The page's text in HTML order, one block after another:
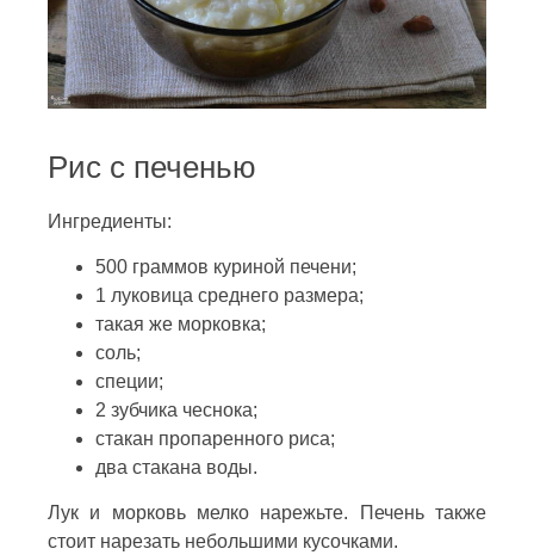
Рис с печенью
Ингредиенты:
500 граммов куриной печени;
1 луковица среднего размера;
такая же морковка;
соль;
специи;
2 зубчика чеснока;
стакан пропаренного риса;
два стакана воды.
Лук и морковь мелко нарежьте. Печень также
стоит нарезать небольшими кусочками.